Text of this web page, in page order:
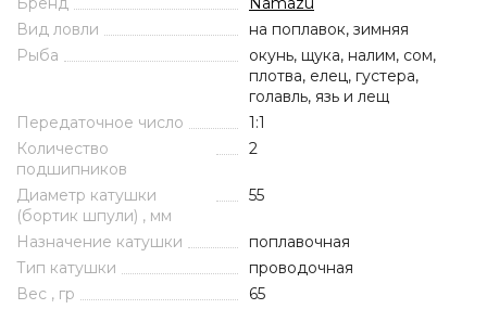
Вид ловли
на поплавок, зимняя
Рыба
окунь, щука, налим, сом,
плотва, елец, густера,
голавль, язь и лещ
Передаточное число
1:1
Количество
подшипников
2
Диаметр катушки
(бортик шпули) , мм
55
Назначение катушки
поплавочная
Тип катушки
проводочная
Вес , гр
65